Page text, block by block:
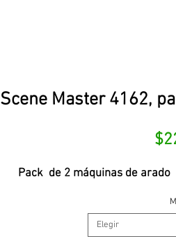
Scene Master 4162,
Pack de 2 máquinas de arado
Elegir